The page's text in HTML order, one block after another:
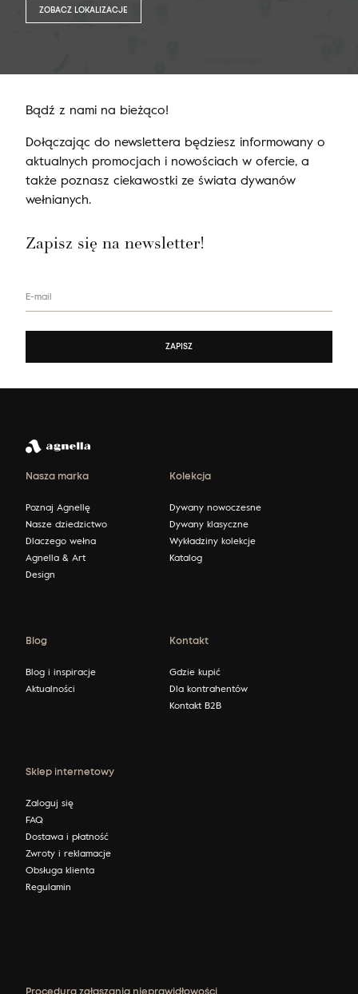
ZOBACZ LOKALIZACJE
Bądź z nami na bieżąco!
Dołączając do newslettera będziesz informowany o
aktualnych promocjach i nowościach w ofercie, a
także poznasz ciekawostki ze świata dywanów
wełnianych.
Zapisz się na newsletter!
E-mail
ZAPISZ
Nasza marka
Poznaj Agnellę
Nasze dziedzictwo
Dlaczego wełna
Agnella & Art
Design
Kolekcja
Dywany nowoczesne
Dywany klasyczne
Wykładziny kolekcje
Katalog
Blog
Blog i inspiracje
Aktualności
Kontakt
Gdzie kupić
Dla kontrahentów
Kontakt B2B
Sklep internetowy
Zaloguj się
FAQ
Dostawa i płatność
Zwroty i reklamacje
Obsługa klienta
Regulamin